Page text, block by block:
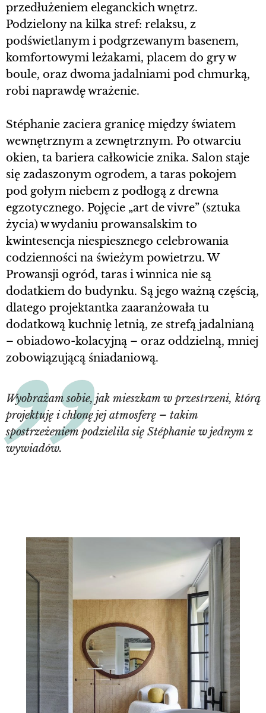
przedłużeniem eleganckich wnętrz.
Podzielony na kilka stref: relaksu, z
podświetlanym i podgrzewanym basenem,
komfortowymi leżakami, placem do gry w
boule, oraz dwoma jadalniami pod chmurką,
robi naprawdę wrażenie.
Stéphanie zaciera granicę między światem
wewnętrznym a zewnętrznym. Po otwarciu
okien, ta bariera całkowicie znika. Salon staje
się zadaszonym ogrodem, a taras pokojem
pod gołym niebem z podłogą z drewna
egzotycznego. Pojęcie „art de vivre” (sztuka
życia) w wydaniu prowansalskim to
kwintesencja niespiesznego celebrowania
codzienności na świeżym powietrzu. W
Prowansji ogród, taras i winnica nie są
dodatkiem do budynku. Są jego ważną częścią,
dlatego projektantka zaaranżowała tu
dodatkową kuchnię letnią, ze strefą jadalnianą
– obiadowo-kolacyjną – oraz oddzielną, mniej
zobowiązującą śniadaniową.
Wyobrażam sobie, jak mieszkam w przestrzeni, którą
projektuję i chłonę jej atmosferę – takim
spostrzeżeniem podzieliła się Stéphanie w jednym z
wywiadów.